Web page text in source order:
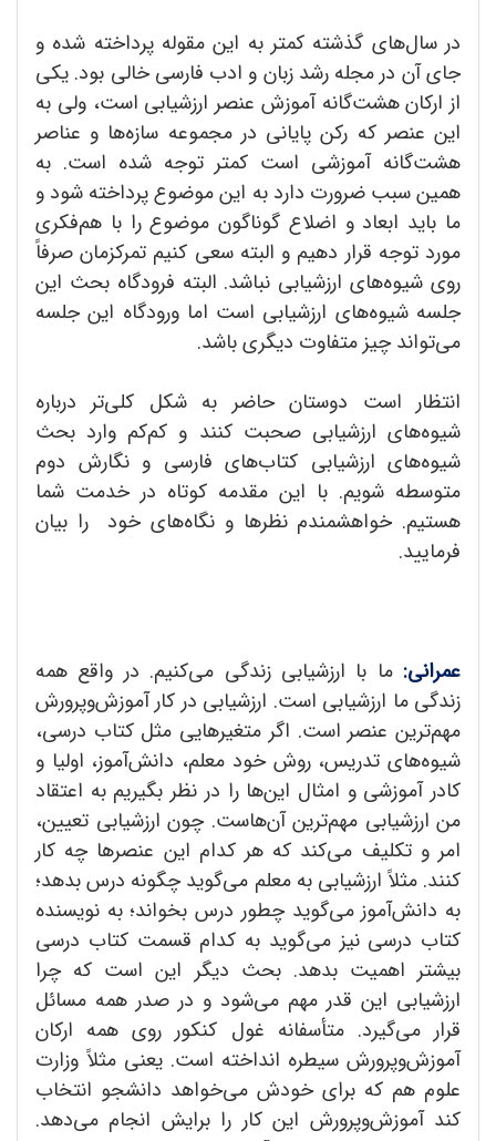
در سال‌های گذشته کمتر به این مقوله پرداخته شده و
جای آن در مجله رشد زبان و ادب فارسی خالی بود. یکی
از ارکان هشت‌گانه آموزش عنصر ارزشیابی است، ولی به
این عنصر که رکن پایانی در مجموعه سازه‌ها و عناصر
هشت‌گانه آموزشی است کمتر توجه شده است. به
همین سبب ضرورت دارد به این موضوع پرداخته شود و
ما باید ابعاد و اضلاع گوناگون موضوع را با هم‌فکری
مورد توجه قرار دهیم و البته سعی کنیم تمرکزمان صرفاً
روی شیوه‌های ارزشیابی نباشد. البته فرودگاه بحث این
جلسه شیوه‌های ارزشیابی است اما ورودگاه این جلسه
می‌تواند چیز متفاوت دیگری باشد.
انتظار است دوستان حاضر به شکل کلی‌تر درباره
شیوه‌های ارزشیابی صحبت کنند و کم‌کم وارد بحث
شیوه‌های ارزشیابی کتاب‌های فارسی و نگارش دوم
متوسطه شویم. با این مقدمه کوتاه در خدمت شما
هستیم. خواهشمندم نظر‌ها و نگاه‌های خود را بیان
فرمایید.
عمرانی: ما با ارزشیابی زندگی می‌کنیم. در واقع همه
زندگی ما ارزشیابی است. ارزشیابی در کار آموزش‌و‌پرورش
مهم‌ترین عنصر است. اگر متغیرهایی مثل کتاب درسی،
شیوه‌های تدریس، روش خود معلم، دانش‌آ‌موز، اولیا و
کادر آموزشی و امثال این‌ها را در نظر بگیریم به اعتقاد
من ارزشیابی مهم‌ترین آن‌هاست. چون ارزشیابی تعیین،
امر و تکلیف می‌کند که هر کدام این عنصرها چه کار
کنند. مثلاً ارزشیابی به معلم می‌گوید چگونه درس بدهد؛
به دانش‌آموز می‌گوید چطور درس بخواند؛ به نویسنده
کتاب درسی نیز می‌گوید به کدام قسمت کتاب درسی
بیشتر اهمیت بدهد. بحث دیگر این است که چرا
ارزشیابی این قدر مهم می‌شود و در صدر همه مسائل
قرار می‌گیرد. متأسفانه غول کنکور روی همه ارکان
آموزش‌و‌پرورش سیطره انداخته است. یعنی مثلاً وزارت
علوم هم که برای خودش می‌خواهد دانشجو انتخاب
کند آموزش‌و‌پرورش این کار را برایش انجام می‌دهد.